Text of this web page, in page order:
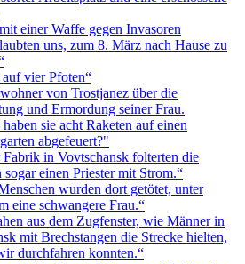
einer Waffe gegen Invasoren
uns, zum 8. März nach Hause zu
vier Pfoten“
von Trostjanez über die
und Ermordung seiner Frau.
sie acht Raketen auf einen
abgefeuert?"
Fabrik in Vovtschansk folterten die
sogar einen Priester mit Strom.“
wurden dort getötet, unter
eine schwangere Frau.“
aus dem Zugfenster, wie Männer in
mit Brechstangen die Strecke hielten,
durchfahren konnten.“